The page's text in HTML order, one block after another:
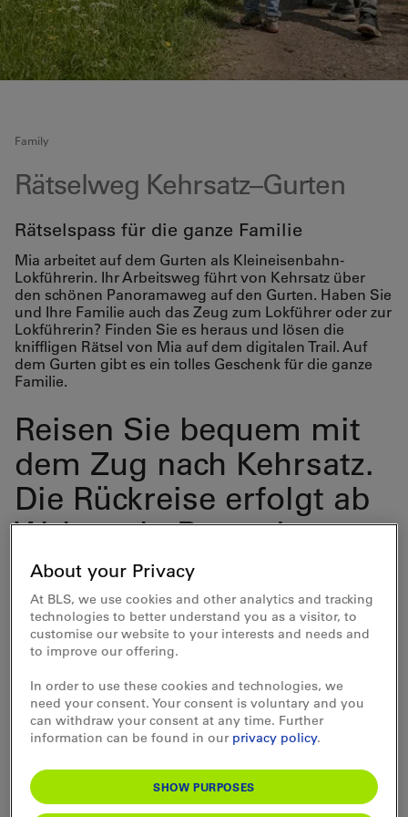
Family
Rätselweg Kehrsatz–Gurten
Rätselspass für die ganze Familie
Mia arbeitet auf dem Gurten als Kleineisenbahn-
Lokführerin. Ihr Arbeitsweg führt von Kehrsatz über
den schönen Panoramaweg auf den Gurten. Haben Sie
und Ihre Familie auch das Zeug zum Lokführer oder zur
Lokführerin? Finden Sie es heraus und lösen die
kniffligen Rätsel von Mia auf dem digitalen Trail. Auf
dem Gurten gibt es ein tolles Geschenk für die ganze
Familie.
Reisen Sie bequem mit
dem Zug nach Kehrsatz.
Die Rückreise erfolgt ab
Wabern b. Bern, der
Bahnhof ist nur wenige
Meter von der Talstation
der Gurtenbahn
entfernt.
Der Rätselweg Kehrsatz–
Gurten ist eine
Kooperation der BLS AG
About your Privacy
At BLS, we use cookies and other analytics and tracking
technologies to better understand you as a visitor, to
customise our website to your interests and needs and
to improve our offering.
In order to use these cookies and technologies, we
need your consent. Your consent is voluntary and you
can withdraw your consent at any time. Further
information can be found in our privacy policy.
SHOW PURPOSES